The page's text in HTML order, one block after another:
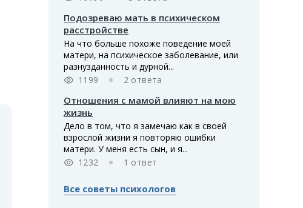
Подозреваю мать в психическом
расстройстве
На что больше похоже поведение моей
матери, на психическое заболевание, или
разнузданность и дурной...
1199
2 ответа
Отношения с мамой влияют на мою
жизнь
Дело в том, что я замечаю как в своей
взрослой жизни я повторяю ошибки
матери. У меня есть сын, и я...
1232
1 ответ
Все советы психологов